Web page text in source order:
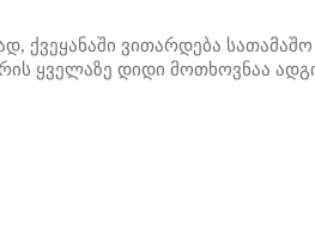
ქვეყანაში ვითარდება
ყველაზე დიდი მოთხოვნაა